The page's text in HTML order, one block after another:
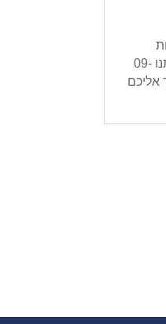
שמערוצים לשמוע עוד? דברו איתנו 09-